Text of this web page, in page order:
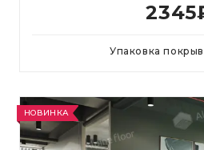
2345
Упаковка
НОВИНКА